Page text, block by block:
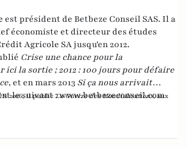
est président de Betbeze Conseil SAS. Il a
économiste et directeur des études
Agricole SA jusqu'en 2012.
Crise une chance pour la
ici la sortie ; 2012 : 100 jours pour défaire
, et en mars 2013 Si ça nous arrivait
2016, il publie La Guerre des Mondialisations, aux
2017 "La France, ce malade imaginaire"
le suivant :www.betbezeconseil.com